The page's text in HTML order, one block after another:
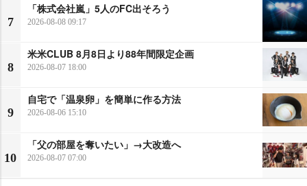
7
「株式会社嵐」5人のFC出そろう
2026-08-08 09:17
8
米米CLUB 8月8日より88年間限定企画
2026-08-07 18:00
9
自宅で「温泉卵」を簡単に作る方法
2026-08-06 15:10
10
「父の部屋を奪いたい」→大改造へ
2026-08-07 07:00